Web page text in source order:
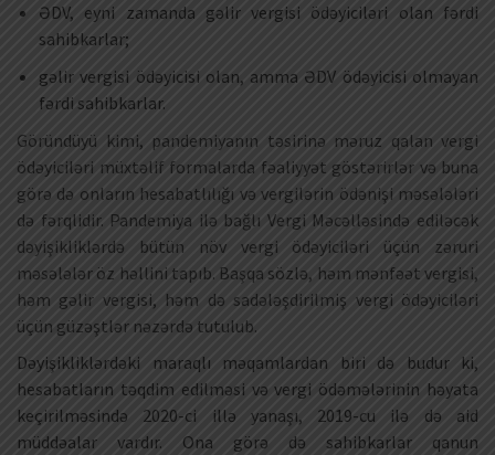
ƏDV, eyni zamanda gəlir vergisi ödəyiciləri olan fərdi
sahibkarlar;
gəlir vergisi ödəyicisi olan, amma ƏDV ödəyicisi olmayan
fərdi sahibkarlar.
Göründüyü kimi, pandemiyanın təsirinə məruz qalan vergi
ödəyiciləri müxtəlif formalarda fəaliyyət göstərirlər və buna
görə də onların hesabatlılığı və vergilərin ödənişi məsələləri
də fərqlidir. Pandemiya ilə bağlı Vergi Məcəlləsində ediləcək
dəyişikliklərdə bütün növ vergi ödəyiciləri üçün zəruri
məsələlər öz həllini tapıb. Başqa sözlə, həm mənfəət vergisi,
həm gəlir vergisi, həm də sadələşdirilmiş vergi ödəyiciləri
üçün güzəştlər nəzərdə tutulub.
Dəyişikliklərdəki maraqlı məqamlardan biri də budur ki,
hesabatların təqdim edilməsi və vergi ödəmələrinin həyata
keçirilməsində 2020-ci illə yanaşı, 2019-cu ilə də aid
müddəalar vardır. Ona görə də sahibkarlar qanun